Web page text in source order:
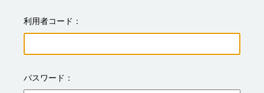
利用者コード
パスワード